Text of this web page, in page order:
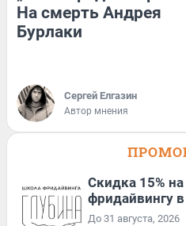
На смерть Андрея
Бурлаки
Сергей Елгазин
Автор мнения
Скидка 15%
фридайвингу
До 31 августа, 2026